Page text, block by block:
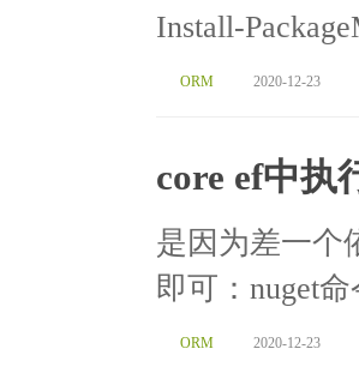
Install-
ORM 2020-12-23
core ef中执
是因为差一个
即可：nuget
ORM 2020-12-23